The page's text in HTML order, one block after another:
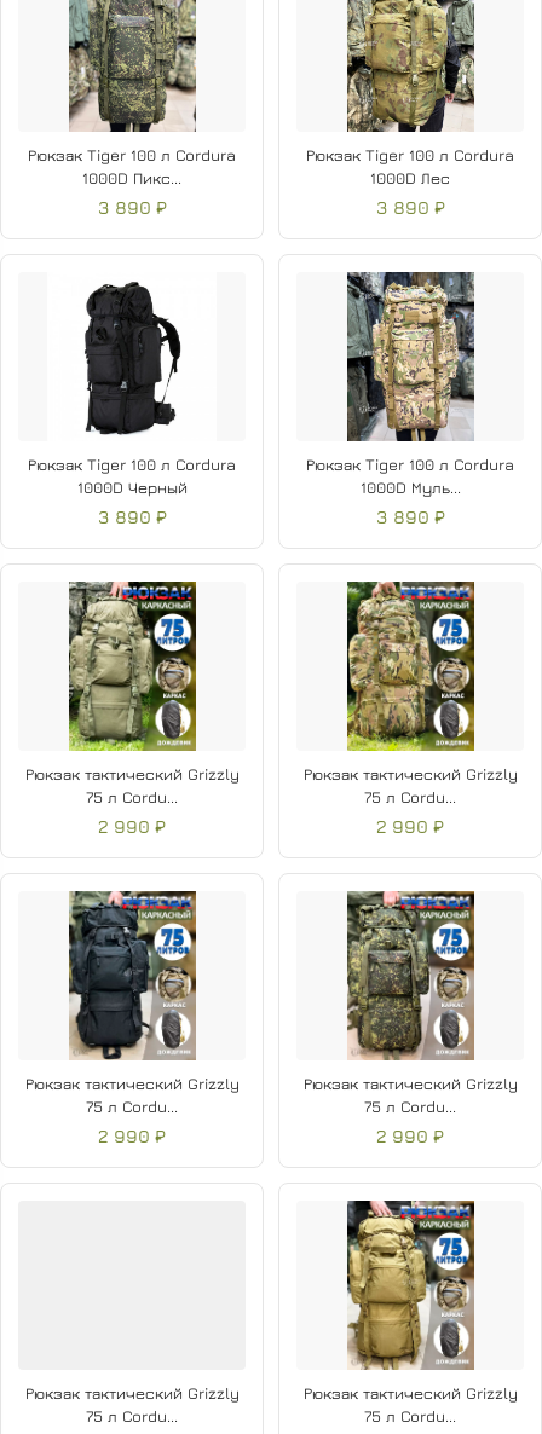
Рюкзак Tiger 100 л Cordura
1000D Пикс...
3 890 ₽
Рюкзак Tiger 100 л Cordura
1000D Лес
3 890 ₽
Рюкзак Tiger 100 л Cordura
1000D Черный
3 890 ₽
Рюкзак Tiger 100 л Cordura
1000D Муль...
3 890 ₽
Рюкзак тактический Grizzly
75 л Cordu...
2 990 ₽
Рюкзак тактический Grizzly
75 л Cordu...
2 990 ₽
Рюкзак тактический Grizzly
75 л Cordu...
2 990 ₽
Рюкзак тактический Grizzly
75 л Cordu...
2 990 ₽
Рюкзак тактический Grizzly
75 л Cordu...
Рюкзак тактический Grizzly
75 л Cordu...